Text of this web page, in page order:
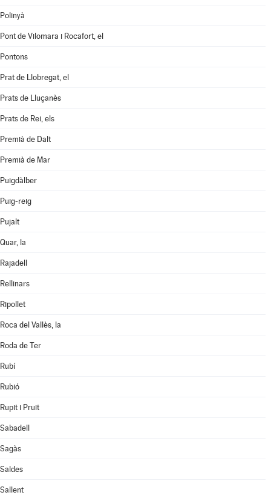
Polinyà
Pont de Vilomara i Rocafort, el
Pontons
Prat de Llobregat, el
Prats de Lluçanès
Prats de Rei, els
Premià de Dalt
Premià de Mar
Puigdàlber
Puig-reig
Pujalt
Quar, la
Rajadell
Rellinars
Ripollet
Roca del Vallès, la
Roda de Ter
Rubí
Rubió
Rupit i Pruit
Sabadell
Sagàs
Saldes
Sallent